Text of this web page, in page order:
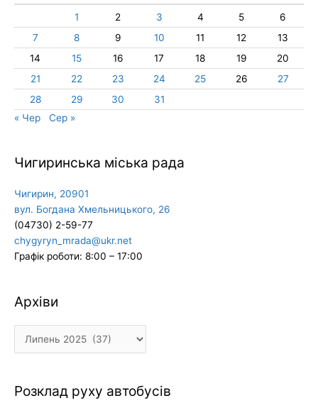
1 2 3 4 5
6
7
8 9 10 11 12
13
14
15 16 17 18 19
20
21
22 23 24 25 26
27
28
29 30
31
« Чер
Сер »
Чигиринська міська рада
Чигирин, 20901
вул. Богдана Хмельницького, 26
(04730) 2-59-77
chygyryn_mrada@ukr.net
Графік роботи: 8:00 – 17:00
Архіви
Архіви
Розклад руху автобусів